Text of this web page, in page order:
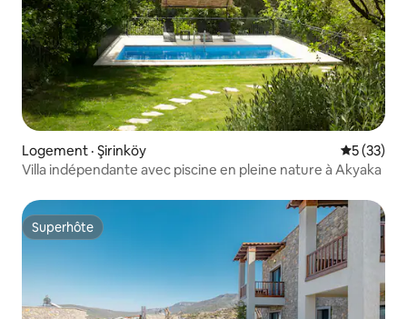
Logement · Şirinköy Note
5 (33)
Villa indépendante avec piscine en pleine nature à Akyaka
Superhôte
Superhôte